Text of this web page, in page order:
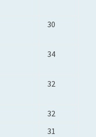
30
34
32
32
31